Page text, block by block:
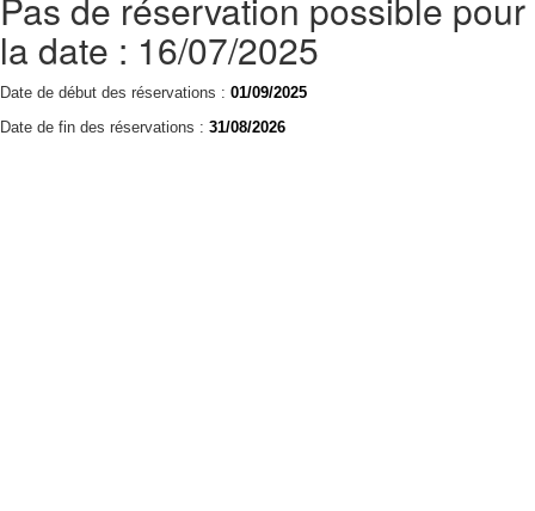
la date : 16/07/2025
Date de début des réservations : 01/09/2025
Date de fin des réservations : 31/08/2026